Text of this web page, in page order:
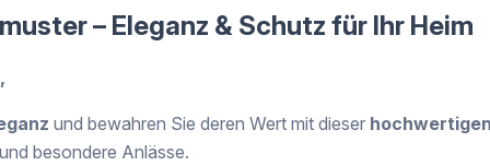
– Eleganz & Schutz für Ihr Heim
und bewahren Sie deren Wert mit dieser
besondere Anlässe.